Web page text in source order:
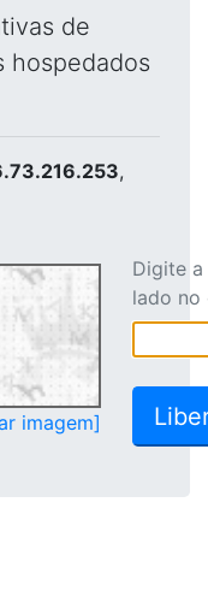
de
hospedados
,
imagem]
Digite
lado no